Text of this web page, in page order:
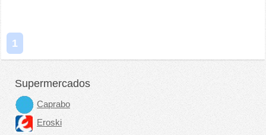
1
Supermercados
Caprabo
Eroski